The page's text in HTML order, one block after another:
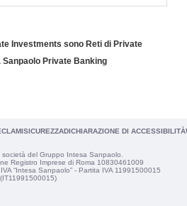
Investments sono Reti di Private
Sanpaolo Private Banking
SICUREZZADICHIARAZIONE DI ACCESSIBILITÀ
del Gruppo Intesa Sanpaolo.
Registro Imprese di Roma 10830461009
“Intesa Sanpaolo” - Partita IVA 11991500015
(IT11991500015)